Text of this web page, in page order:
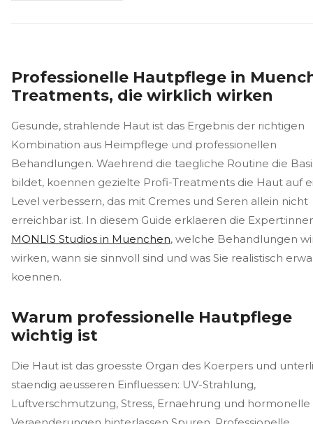
Professionelle Hautpflege in
Treatments, die wirklich wirken
Gesunde, strahlende Haut ist das Ergebnis der richtigen
Kombination aus Heimpflege und professionellen
Behandlungen. Waehrend die taegliche Routine die
bildet, koennen gezielte Profi-Treatments die Haut auf
Level verbessern, das mit Cremes und Seren allein nicht
erreichbar ist. In diesem Guide erklaeren die
MONLIS Studios in Muenchen, welche Behandlungen
wirken, wann sie sinnvoll sind und was Sie realistisch
koennen.
Warum professionelle Hautpflege
wichtig ist
Die Haut ist das groesste Organ des Koerpers und
staendig aeusseren Einfluessen: UV-Strahlung,
Luftverschmutzung, Stress, Ernaehrung und hormonelle